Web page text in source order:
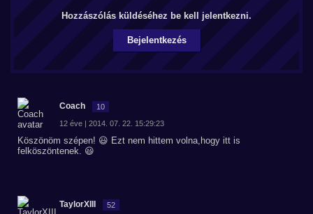
Hozzászólás küldéséhez be kell jelentkezni.
Bejelentkezés
Coach 10
12 éve | 2014. 07. 22. 15:29:23
Köszönöm szépen! 😃 Ezt nem hittem volna,hogy itt is
felköszöntenek. 😃
TaylorXIII 52